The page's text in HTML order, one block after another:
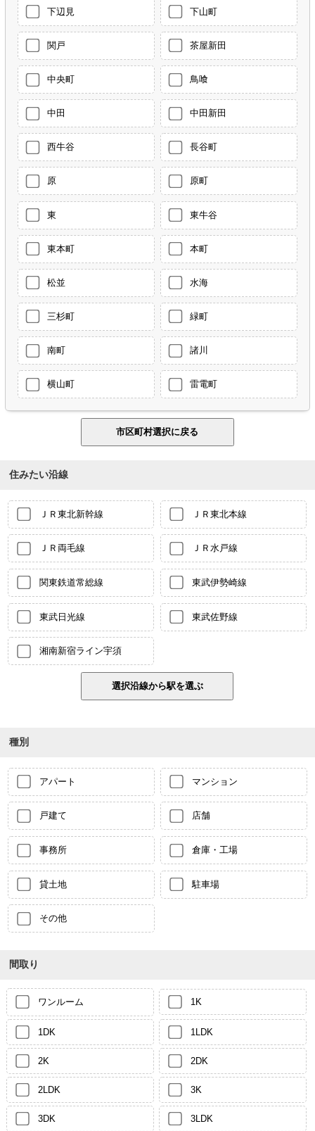
下辺見 下山町
関戸 茶屋新田
中央町 鳥喰
中田 中田新田
西牛谷 長谷町
原 原町
東 東牛谷
東本町 本町
松並 水海
三杉町 緑町
南町 諸川
横山町 雷電町
住みたい沿線
ＪＲ東北新幹線 ＪＲ東北本線
ＪＲ両毛線 ＪＲ水戸線
関東鉄道常総線 東武伊勢崎線
東武日光線 東武佐野線
湘南新宿ライン宇須
種別
アパート マンション
戸建て 店舗
事務所 倉庫・工場
貸土地 駐車場
その他
間取り
ワンルーム 1K
1DK 1LDK
2K 2DK
2LDK 3K
3DK 3LDK